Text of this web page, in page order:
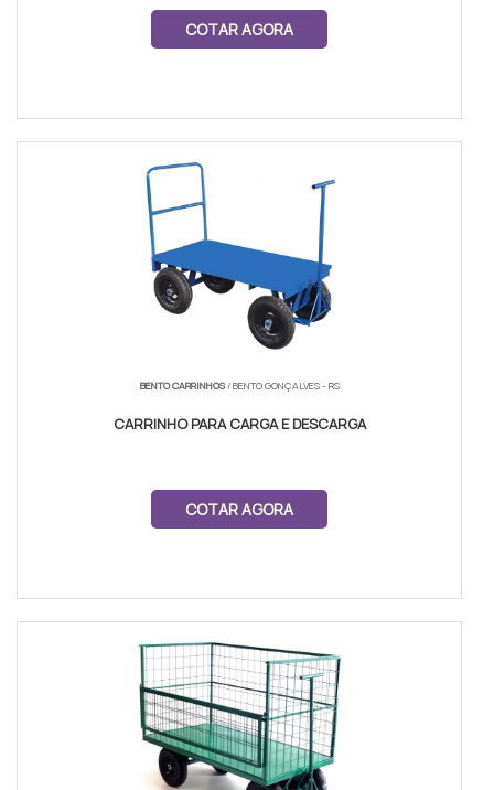
COTAR AGORA
BENTO CARRINHOS/ BENTO GONÇALVES - RS
CARRINHO PARA CARGA E DESCARGA
COTAR AGORA